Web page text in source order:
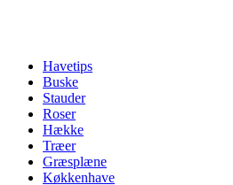
Havetips
Buske
Stauder
Roser
Hække
Træer
Græsplæne
Køkkenhave